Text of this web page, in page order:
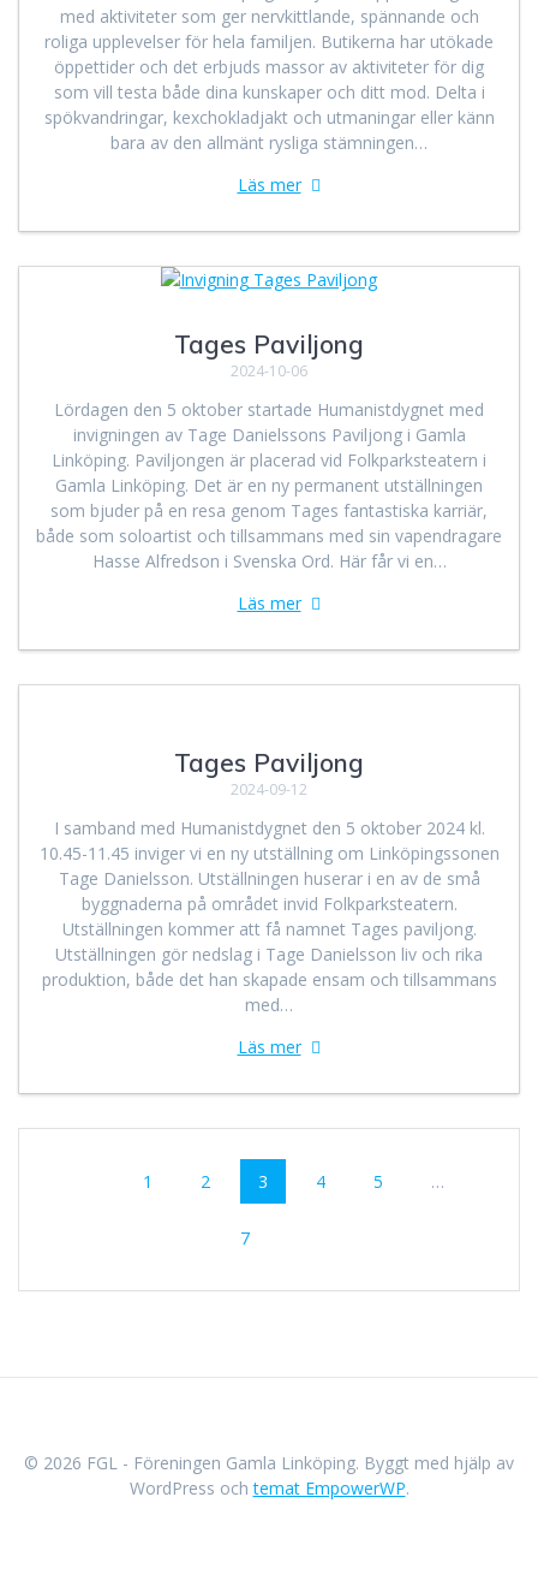
med aktiviteter som ger nervkittlande, spännande och
roliga upplevelser för hela familjen. Butikerna har utökade
öppettider och det erbjuds massor av aktiviteter för dig
som vill testa både dina kunskaper och ditt mod. Delta i
spökvandringar, kexchokladjakt och utmaningar eller känn
bara av den allmänt rysliga stämningen…
Läs mer
Tages Paviljong
2024-10-06
Lördagen den 5 oktober startade Humanistdygnet med
invigningen av Tage Danielssons Paviljong i Gamla
Linköping. Paviljongen är placerad vid Folkparksteatern i
Gamla Linköping. Det är en ny permanent utställningen
som bjuder på en resa genom Tages fantastiska karriär,
både som soloartist och tillsammans med sin vapendragare
Hasse Alfredson i Svenska Ord. Här får vi en…
Läs mer
Tages Paviljong
2024-09-12
I samband med Humanistdygnet den 5 oktober 2024 kl.
10.45-11.45 inviger vi en ny utställning om Linköpingssonen
Tage Danielsson. Utställningen huserar i en av de små
byggnaderna på området invid Folkparksteatern.
Utställningen kommer att få namnet Tages paviljong.
Utställningen gör nedslag i Tage Danielsson liv och rika
produktion, både det han skapade ensam och tillsammans
med…
Läs mer
Inläggsnavigering
Sida
1 Sida
2 Sida
3 Sida
4 Sida
5 …
Sida
7
© 2026 FGL - Föreningen Gamla Linköping. Byggt med hjälp av
WordPress ochtemat EmpowerWP.